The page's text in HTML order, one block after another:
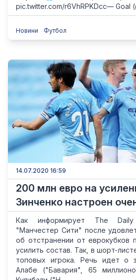
pic.twitter.com/r6VhRPKDcc— Goal
Новини Футбол
14.07.2020 16:59
200 млн евро на
Зинченко настроен
Как информирует The Daily
"Манчестер Сити" после
об отстранении от еврокубков
усилить состав. Так, в шорт-
топовых игрока. Речь идет о
Алабе ("Бавария", 65